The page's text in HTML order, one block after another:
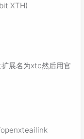
XTH)
展名为xtc然后用官